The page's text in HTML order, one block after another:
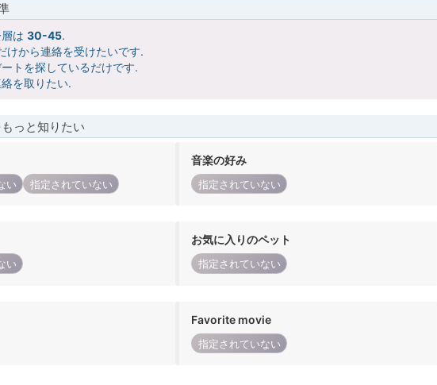
は 30-45.
けから連絡を受けたいです.
トを探しているだけです.
を取りたい.
っと知りたい
い 指定されていない
音楽の好み
指定されていない
い
お気に入りのペット
指定されていない
Favorite movie
指定されていない